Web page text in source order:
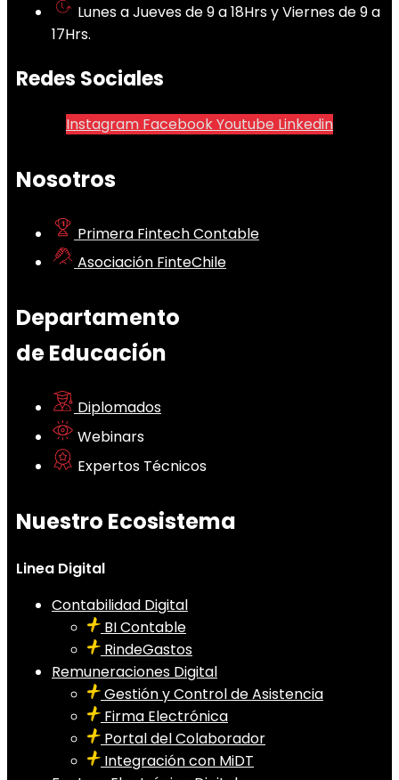
Lunes a Jueves de 9 a 18Hrs y Viernes de 9 a
17Hrs.
Redes Sociales
Instagram FacebookYoutube Linkedin
Nosotros
Primera Fintech Contable
Asociación FinteChile
Departamento
de Educación
Diplomados
Webinars
Expertos Técnicos
Nuestro Ecosistema
Linea Digital
Contabilidad Digital
BI Contable
RindeGastos
Remuneraciones Digital
Gestión y Control de Asistencia
Firma Electrónica
Portal del Colaborador
Integración con MiDT